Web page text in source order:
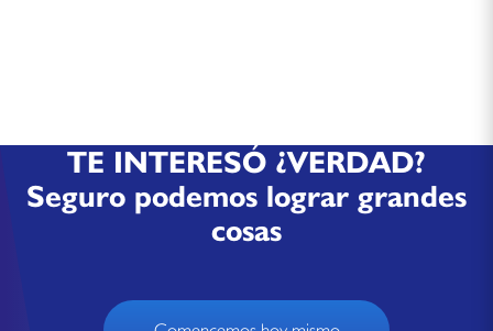
TE INTERESÓ ¿VERDAD?
Seguro podemos lograr grandes
cosas